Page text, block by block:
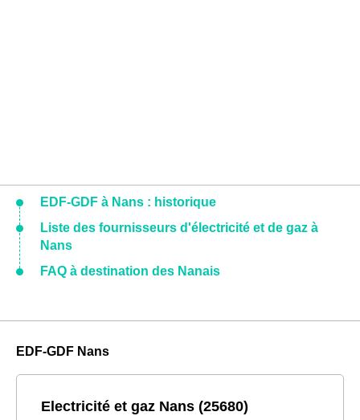
EDF-GDF à Nans : historique
Liste des fournisseurs d'électricité et de gaz à
Nans
FAQ à destination des Nanais
EDF-GDF Nans
Electricité et gaz Nans (25680)